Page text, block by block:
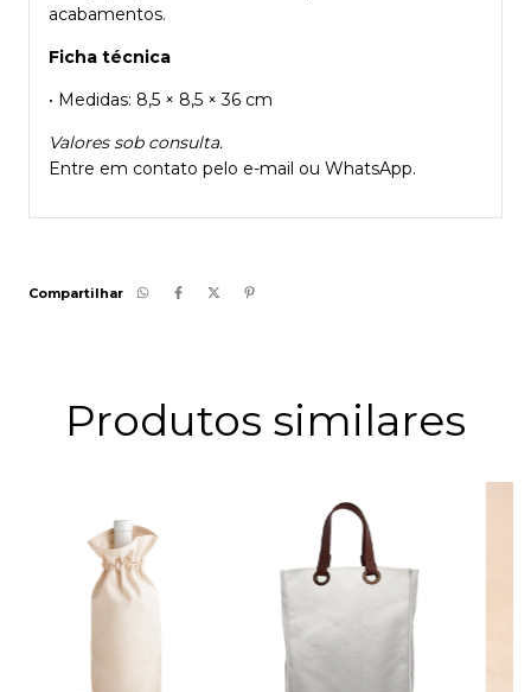
acabamentos.
Ficha técnica
• Medidas: 8,5 × 8,5 × 36 cm
Valores sob consulta.
Entre em contato pelo e-mail ou WhatsApp.
Compartilhar
Produtos similares